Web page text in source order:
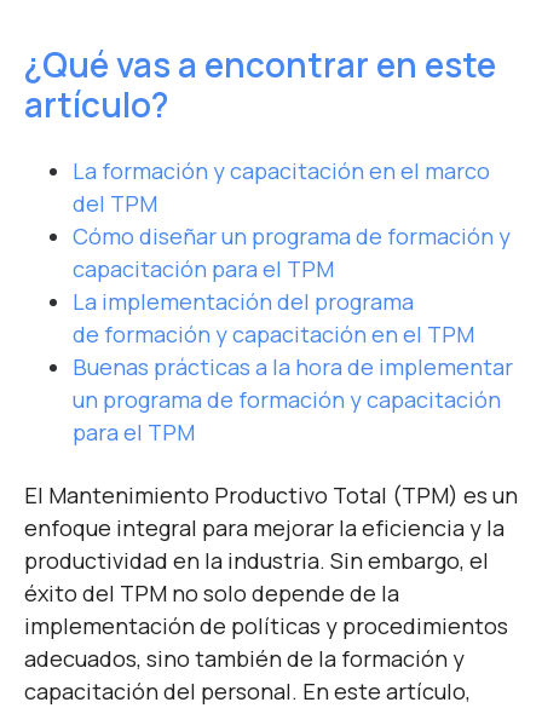
¿Qué vas a encontrar en este
artículo?
La formación y capacitación en el marco
del TPM
Cómo diseñar un programa de formación y
capacitación para el TPM
La implementación del programa
de formación y capacitación en el TPM
Buenas prácticas a la hora de implementar
un programa de formación y capacitación
para el TPM
El Mantenimiento Productivo Total (TPM) es un
enfoque integral para mejorar la eficiencia y la
productividad en la industria. Sin embargo, el
éxito del TPM no solo depende de la
implementación de políticas y procedimientos
adecuados, sino también de la formación y
capacitación del personal. En este artículo,